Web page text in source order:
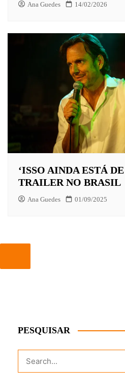
Ana Guedes 14/02/2026
‘ISSO AINDA ESTÁ
TRAILER NO BRASIL
Ana Guedes 01/09/2025
PESQUISAR